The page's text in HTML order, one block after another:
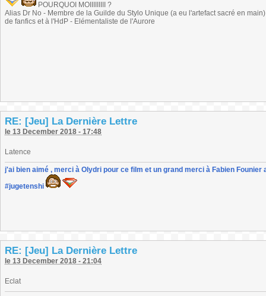
POURQUOI MOIIIIIIIII ?
Alias Dr No - Membre de la Guilde du Stylo Unique (a eu l'artefact sacré en
de fanfics et à l'HdP - Elémentaliste de l'Aurore
RE: [Jeu] La Dernière Lettre
le 13 December 2018 - 17:48
Latence
j'ai bien aimé , merci à Olydri pour ce film et un grand merci à Fabien
#jugetenshi
RE: [Jeu] La Dernière Lettre
le 13 December 2018 - 21:04
Eclat